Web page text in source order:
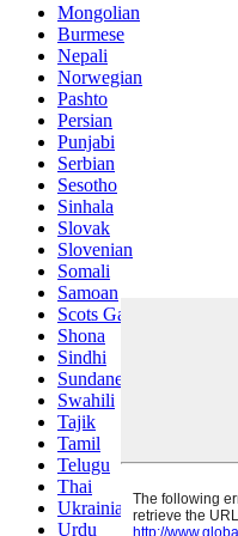
Mongolian
Burmese
Nepali
Norwegian
Pashto
Persian
Punjabi
Serbian
Sesotho
Sinhala
Slovak
Slovenian
Somali
Samoan
Scots Gaelic
Shona
Sindhi
Sundanese
Swahili
Tajik
Tamil
Telugu
Thai
Ukrainian
Urdu